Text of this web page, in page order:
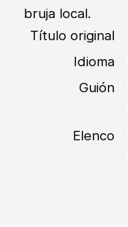
bruja local.
Título original
Idioma
Guión
Elenco